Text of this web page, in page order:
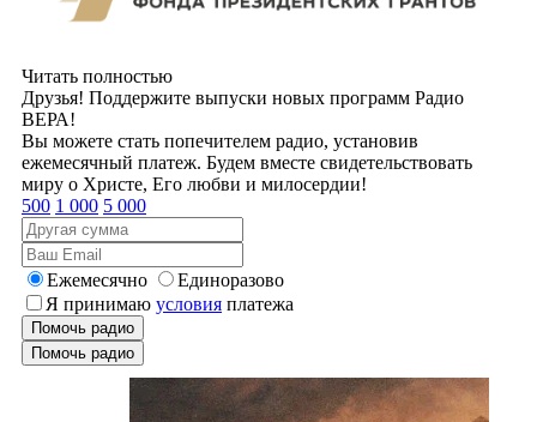
Читать полностью
Друзья! Поддержите выпуски новых программ Радио
ВЕРА!
Вы можете стать попечителем радио, установив
ежемесячный платеж. Будем вместе свидетельствовать
миру о Христе, Его любви и милосердии!
500 1 000 5 000
Ежемесячно
Единоразово
Я принимаю условия платежа
Помочь радио
Помочь радио